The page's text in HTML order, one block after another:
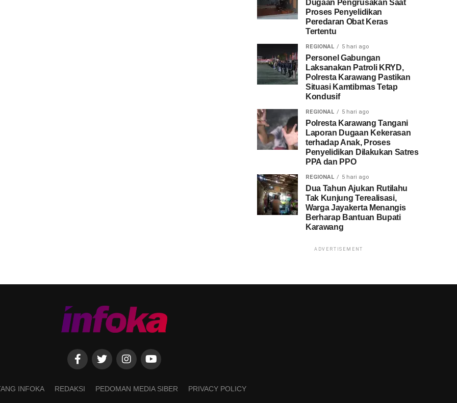
Dugaan Pengrusakan Saat
Proses Penyelidikan
Peredaran Obat Keras
Tertentu
REGIONAL 5 hari ago
Personel Gabungan
Laksanakan Patroli KRYD,
Polresta Karawang Pastikan
Situasi Kamtibmas Tetap
Kondusif
REGIONAL 5 hari ago
Polresta Karawang Tangani
Laporan Dugaan Kekerasan
terhadap Anak, Proses
Penyelidikan Dilakukan Satres
PPA dan PPO
REGIONAL 5 hari ago
Dua Tahun Ajukan Rutilahu
Tak Kunjung Terealisasi,
Warga Jayakerta Menangis
Berharap Bantuan Bupati
Karawang
ADVERTISEMENT
INFOKA REDAKSI PEDOMAN MEDIA SIBER PRIVACY POLICY